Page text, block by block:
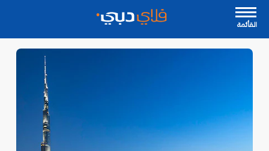
القأئمة